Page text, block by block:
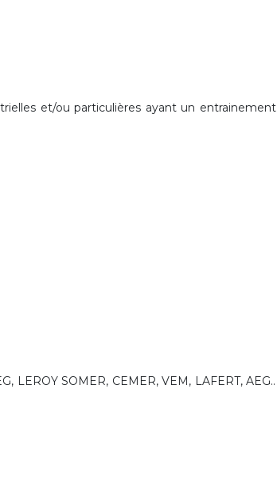
et/ou particulières ayant un entrainement
SOMER, CEMER, VEM, LAFERT, AEG..